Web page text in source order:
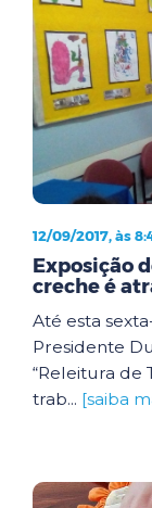
12/09/2017, às
Exposição
creche é
Até esta
Presidente
“Releitura de
trab... [saiba